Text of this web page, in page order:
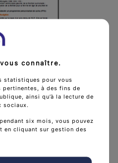
de
de l'adulte
Télécharger GPS-points-
connaître.
statistiques pour vous
à des fins de
ainsi qu’à la lecture de
sociaux.
six mois, vous pouvez
en cliquant sur gestion des